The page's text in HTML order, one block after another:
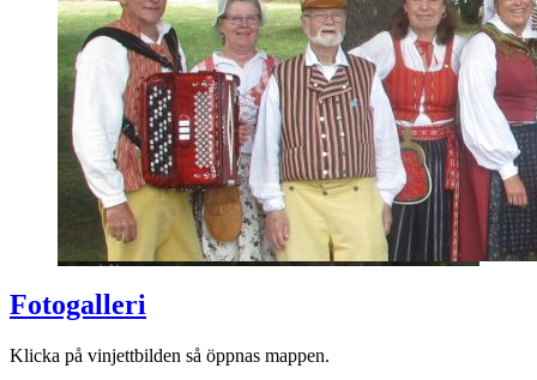
Fotogalleri
Klicka på vinjettbilden så öppnas mappen.